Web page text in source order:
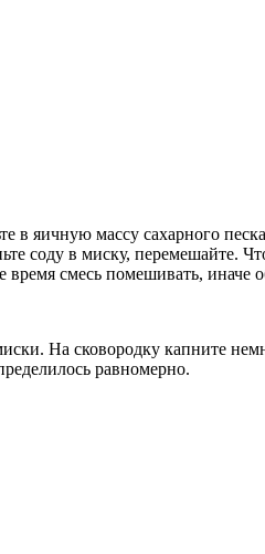
в яичную массу сахарного
соду в миску, перемешайте.
время смесь помешивать, иначе
На сковородку капните
равномерно.